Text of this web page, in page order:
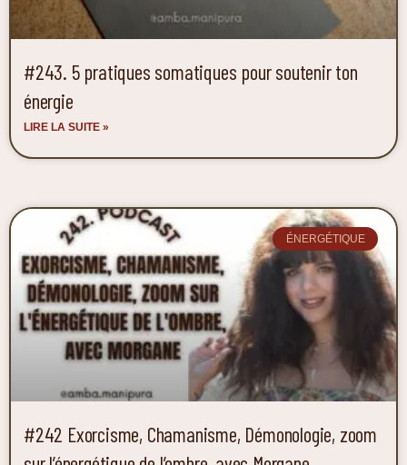
#243. 5 pratiques somatiques pour soutenir ton
énergie
LIRE LA SUITE »
ÉNERGÉTIQUE
#242 Exorcisme, Chamanisme, Démonologie, zoom